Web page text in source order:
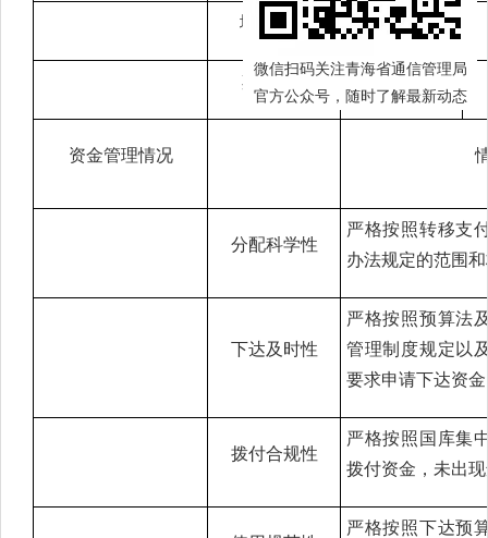
地方资金
其他资金
资金管理情况
分配科学性
严格按照转移支
办法规定的范围
下达及时性
严格按照预算法
管理制度规定以
要求申请下达资
拨付合规性
严格按照国库集
拨付资金，未出
严格按照下达预
微信扫码关注青海省通信管理局
官方公众号，随时了解最新动态